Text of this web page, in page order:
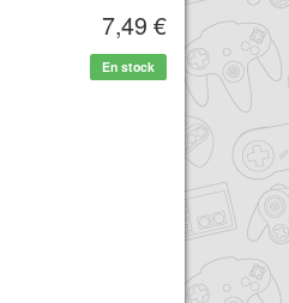
7,49 €
En stock